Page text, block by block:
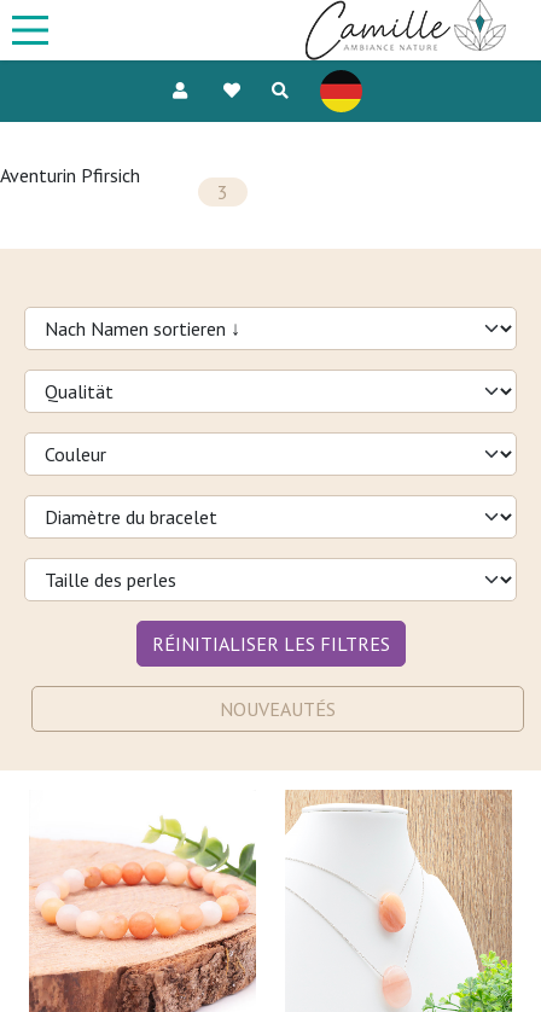
Aventurin Pfirsich
3
RÉINITIALISER LES FILTRES
NOUVEAUTÉS